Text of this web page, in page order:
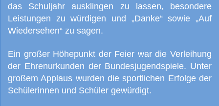
das Schuljahr ausklingen zu lassen, besondere
Leistungen zu würdigen und „Danke“ sowie „Auf
Wiedersehen“ zu sagen.
Ein großer Höhepunkt der Feier war die Verleihung
der Ehrenurkunden der Bundesjugendspiele. Unter
großem Applaus wurden die sportlichen Erfolge der
Schülerinnen und Schüler gewürdigt.